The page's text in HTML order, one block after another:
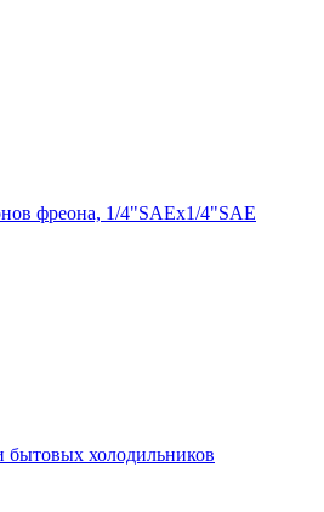
фреона, 1/4"SAEх1/4"SAE
бытовых холодильников